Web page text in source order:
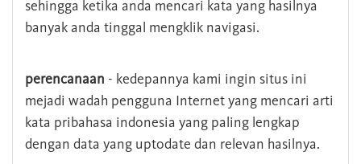
sehingga ketika anda mencari kata yang hasilnya
banyak anda tinggal mengklik navigasi.
perencanaan - kedepannya kami ingin situs ini
mejadi wadah pengguna Internet yang mencari arti
kata pribahasa indonesia yang paling lengkap
dengan data yang uptodate dan relevan hasilnya.